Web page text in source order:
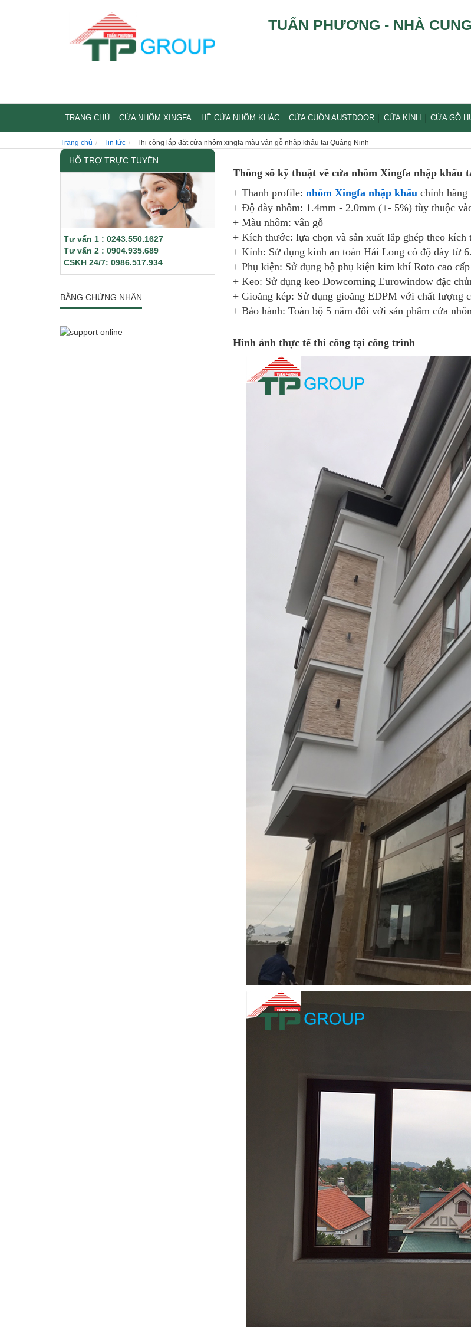
TUẤN PHƯƠNG - NHÀ
TRANG CHỦ CỬA NHÔM XINGFA HỆ CỬA NHÔM KHÁC CỬA CUỐN AUSTDOOR CỬA KÍNH CỬA GỖ
Trang chủ Tin tức Thi công lắp đặt cửa nhôm xingfa màu vân gỗ nhập khẩu tại Quảng Ninh
HỖ TRỢ TRỰC TUYẾN
Tư vấn 1 : 0243.550.1627
Tư vấn 2 : 0904.935.689
CSKH 24/7: 0986.517.934
BẰNG CHỨNG NHẬN
Thông số kỹ thuật về cửa nhôm Xingfa nhập khẩu
+ Thanh profile: nhôm Xingfa nhập khẩuchính hãng
+ Độ dày nhôm: 1.4mm - 2.0mm (+- 5%) tùy thuộc
+ Màu nhôm: vân gỗ
+ Kích thước: lựa chọn và sản xuất lắp ghép theo
+ Kính: Sử dụng kính an toàn Hải Long có độ dày từ
+ Phụ kiện: Sử dụng bộ phụ kiện kim khí Roto cao
+ Keo: Sử dụng keo Dowcorning Eurowindow đặc
+ Gioăng kép: Sử dụng gioăng EDPM với chất lượng
+ Bảo hành: Toàn bộ 5 năm đối với sản phẩm cửa
Hình ảnh thực tế thi công tại công trình